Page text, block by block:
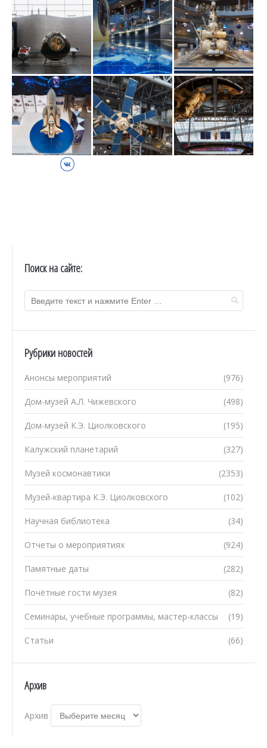
ВКонтакте
Поиск на сайте:
Рубрики новостей
(976)
Анонсы мероприятий
(498)
Дом-музей А.Л. Чижевского
(195)
Дом-музей К.Э. Циолковского
(327)
Калужский планетарий
(2353)
Музей космонавтики
(102)
Музей-квартира К.Э. Циолковского
(34)
Научная библиотека
(924)
Отчеты о мероприятиях
(282)
Памятные даты
(82)
Почётные гости музея
(19)
Семинары, учебные программы, мастер-классы
(66)
Статьи
Архив
Архив